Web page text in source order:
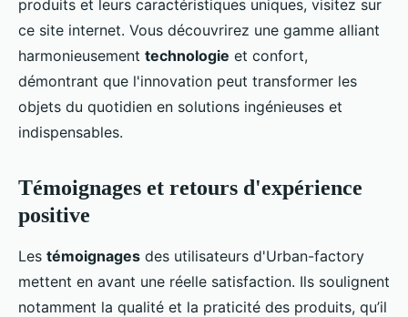
produits et leurs caractéristiques uniques, visitez sur
ce site internet. Vous découvrirez une gamme alliant
harmonieusement technologie et confort,
démontrant que l'innovation peut transformer les
objets du quotidien en solutions ingénieuses et
indispensables.
Témoignages et retours d'expérience
positive
Les témoignages des utilisateurs d'Urban-factory
mettent en avant une réelle satisfaction. Ils soulignent
notamment la qualité et la praticité des produits, qu’il